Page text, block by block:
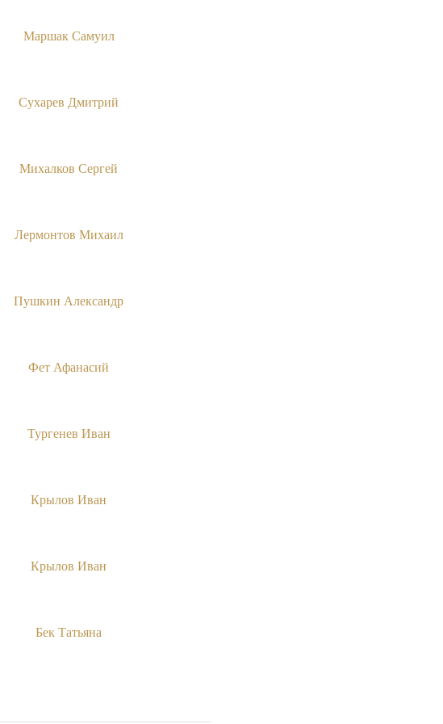
Маршак Самуил
Сухарев Дмитрий
Михалков Сергей
Лермонтов Михаил
Пушкин Александр
Фет Афанасий
Тургенев Иван
Крылов Иван
Крылов Иван
Бек Татьяна